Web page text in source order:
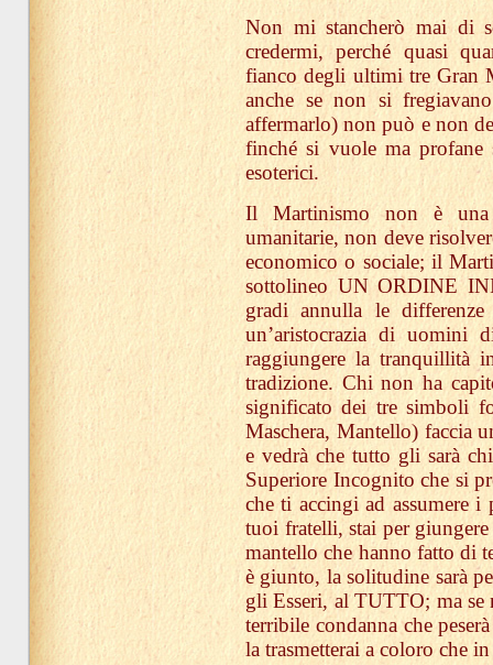
Non mi stancherò mai di
credermi, perché quasi
fianco degli ultimi tre Gran
anche se non si
affermarlo) non può e non
finché si vuole ma
esoterici.
Il Martinismo non è una
umanitarie, non deve
economico o sociale; il
sottolineo UN ORDINE
gradi annulla le
un’aristocrazia di uomini
raggiungere la tranquillità
tradizione. Chi non ha
significato dei tre simboli
Maschera, Mantello) faccia
e vedrà che tutto gli sarà
Superiore Incognito che si
che ti accingi ad assumere
tuoi fratelli, stai per giungere
mantello che hanno fatto di
è giunto, la solitudine sarà
gli Esseri, al TUTTO; ma se
terribile condanna che
la trasmetterai a coloro che